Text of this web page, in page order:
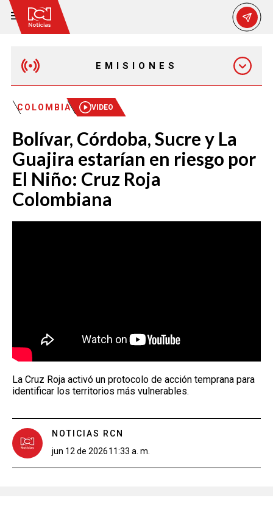
EMISIONES
EMISIÓN 12:30 PM
EMISIÓN 7:00 PM
COLOMBIA VIDEO
Bolívar, Córdoba, Sucre y La
Guajira estarían en riesgo por
El Niño: Cruz Roja
Colombiana
La Cruz Roja activó un protocolo de acción temprana para
identificar los territorios más vulnerables.
NOTICIAS RCN
jun 12 de 202611:33 a. m.